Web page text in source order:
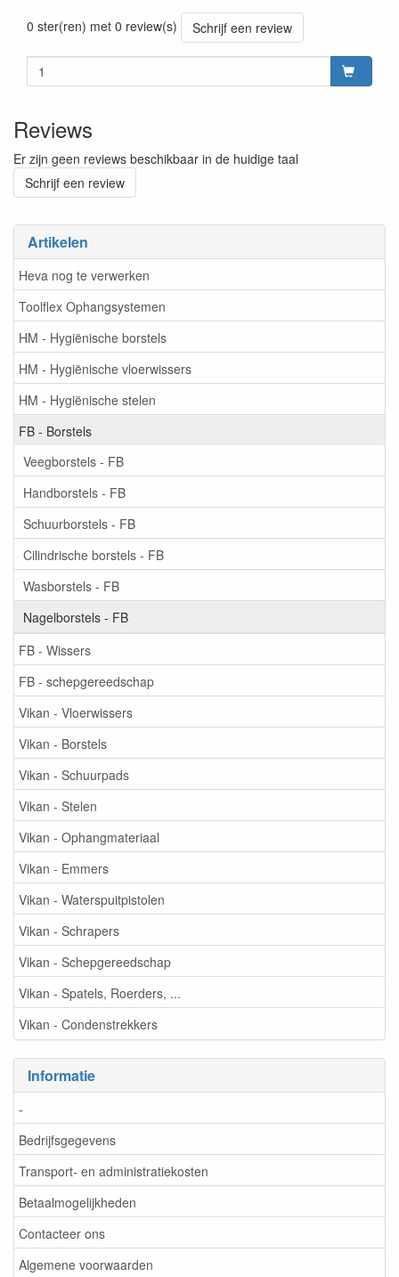
Artikelen
Heva nog te verwerken
Toolflex Ophangsystemen
HM - Hygiënische borstels
HM - Hygiënische vloerwissers
HM - Hygiënische stelen
FB - Borstels
Veegborstels - FB
Handborstels - FB
Schuurborstels - FB
Cilindrische borstels - FB
Wasborstels - FB
Nagelborstels - FB
FB - Wissers
FB - schepgereedschap
Vikan - Vloerwissers
Vikan - Borstels
Vikan - Schuurpads
Vikan - Stelen
Vikan - Ophangmateriaal
Vikan - Emmers
Vikan - Waterspuitpistolen
Vikan - Schrapers
Vikan - Schepgereedschap
Vikan - Spatels, Roerders, ...
Vikan - Condenstrekkers
Informatie
-
Bedrijfsgegevens
Transport- en administratiekosten
Betaalmogelijkheden
Contacteer ons
Algemene voorwaarden
0 ster(ren) met 0 review(s)
Schrijf een review
Reviews
Er zijn geen reviews beschikbaar in de huidige taal
Schrijf een review